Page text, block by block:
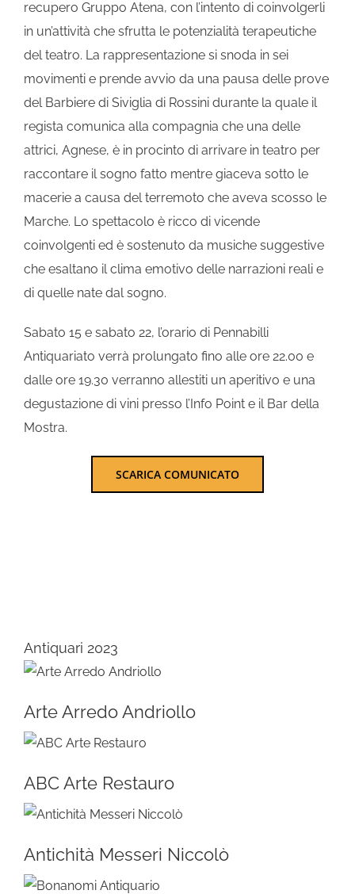
recupero Gruppo Atena, con l’intento di coinvolgerli
in un’attività che sfrutta le potenzialità terapeutiche
del teatro. La rappresentazione si snoda in sei
movimenti e prende avvio da una pausa delle prove
del Barbiere di Siviglia di Rossini durante la quale il
regista comunica alla compagnia che una delle
attrici, Agnese, è in procinto di arrivare in teatro per
raccontare il sogno fatto mentre giaceva sotto le
macerie a causa del terremoto che aveva scosso le
Marche. Lo spettacolo è ricco di vicende
coinvolgenti ed è sostenuto da musiche suggestive
che esaltano il clima emotivo delle narrazioni reali e
di quelle nate dal sogno.
Sabato 15 e sabato 22, l’orario di Pennabilli
Antiquariato verrà prolungato fino alle ore 22.00 e
dalle ore 19.30 verranno allestiti un aperitivo e una
degustazione di vini presso l’Info Point e il Bar della
Mostra.
SCARICA COMUNICATO
Antiquari 2023
Arte Arredo Andriollo
ABC Arte Restauro
Antichità Messeri Niccolò